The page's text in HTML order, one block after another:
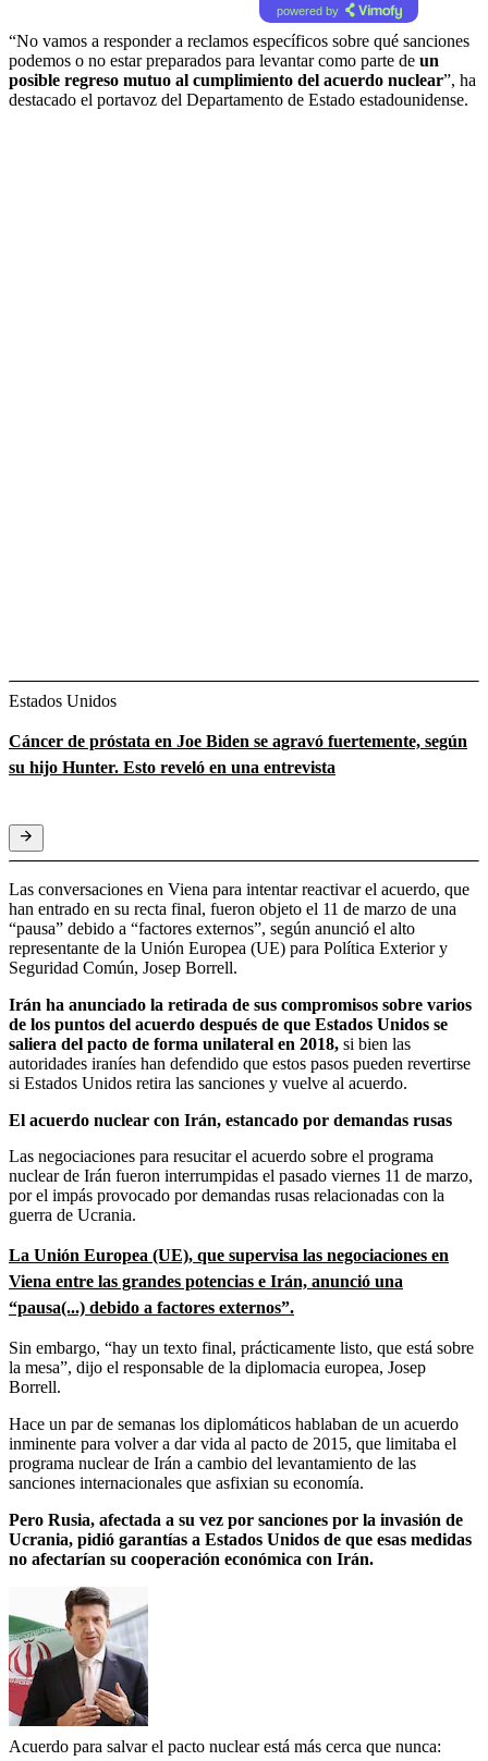
powered by
“No vamos a responder a reclamos específicos sobre qué sanciones
podemos o no estar preparados para levantar como parte de un
posible regreso mutuo al cumplimiento del acuerdo nuclear”, ha
destacado el portavoz del Departamento de Estado estadounidense.
Estados Unidos
Cáncer de próstata en Joe Biden se agravó fuertemente, según
su hijo Hunter. Esto reveló en una entrevista
Las conversaciones en Viena para intentar reactivar el acuerdo, que
han entrado en su recta final, fueron objeto el 11 de marzo de una
“pausa” debido a “factores externos”, según anunció el alto
representante de la Unión Europea (UE) para Política Exterior y
Seguridad Común, Josep Borrell.
Irán ha anunciado la retirada de sus compromisos sobre varios
de los puntos del acuerdo después de que Estados Unidos se
saliera del pacto de forma unilateral en 2018, si bien las
autoridades iraníes han defendido que estos pasos pueden revertirse
si Estados Unidos retira las sanciones y vuelve al acuerdo.
El acuerdo nuclear con Irán, estancado por demandas rusas
Las negociaciones para resucitar el acuerdo sobre el programa
nuclear de Irán fueron interrumpidas el pasado viernes 11 de marzo,
por el impás provocado por demandas rusas relacionadas con la
guerra de Ucrania.
La Unión Europea (UE), que supervisa las negociaciones en
Viena entre las grandes potencias e Irán, anunció una
“pausa(...) debido a factores externos”.
Sin embargo, “hay un texto final, prácticamente listo, que está sobre
la mesa”, dijo el responsable de la diplomacia europea, Josep
Borrell.
Hace un par de semanas los diplomáticos hablaban de un acuerdo
inminente para volver a dar vida al pacto de 2015, que limitaba el
programa nuclear de Irán a cambio del levantamiento de las
sanciones internacionales que asfixian su economía.
Pero Rusia, afectada a su vez por sanciones por la invasión de
Ucrania, pidió garantías a Estados Unidos de que esas medidas
no afectarían su cooperación económica con Irán.
Acuerdo para salvar el pacto nuclear está más cerca que nunca: